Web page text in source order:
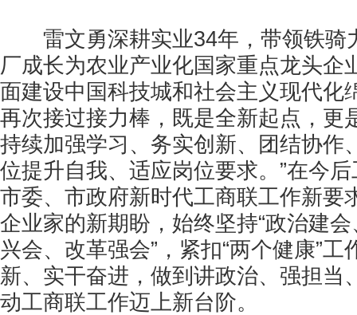
雷文勇深耕实业34年，带领铁骑
厂成长为农业产业化国家重点龙头企
面建设中国科技城和社会主义现代化
再次接过接力棒，既是全新起点，更
持续加强学习、务实创新、团结协作
位提升自我、适应岗位要求。”在今
市委、市政府新时代工商联工作新要
企业家的新期盼，始终坚持“政治建
兴会、改革强会”，紧扣“两个健康”工
新、实干奋进，做到讲政治、强担当
动工商联工作迈上新台阶。